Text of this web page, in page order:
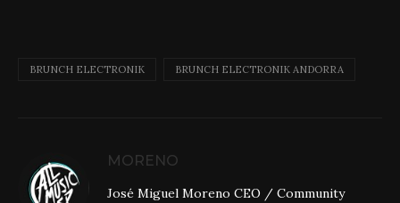
BRUNCH ELECTRONIK BRUNCH ELECTRONIK ANDORRA
MORENO
José Miguel Moreno CEO / Community